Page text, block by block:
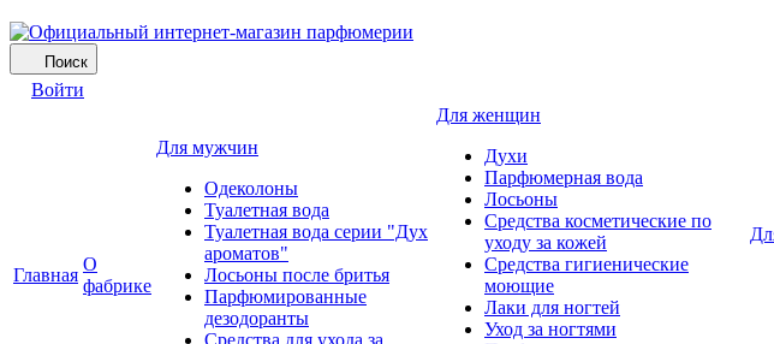
Поиск
Войти
Главная
О
фабрике
Для мужчин
Одеколоны
Туалетная вода
Туалетная вода серии "Дух
ароматов"
Лосьоны после бритья
Парфюмированные
дезодоранты
Средства для ухода за
Для женщин
Духи
Парфюмерная вода
Лосьоны
Средства косметические по
уходу за кожей
Средства гигиенические
моющие
Лаки для ногтей
Уход за ногтями